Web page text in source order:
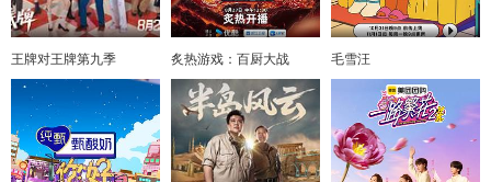
王牌对王牌第九季 炙热游戏：百厨大战 毛雪汪